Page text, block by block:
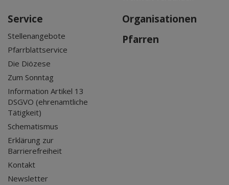
Service
Stellenangebote
Pfarrblattservice
Die Diözese
Zum Sonntag
Information Artikel 13
DSGVO (ehrenamtliche
Tätigkeit)
Schematismus
Erklärung zur
Barrierefreiheit
Kontakt
Newsletter
Organisationen
Pfarren